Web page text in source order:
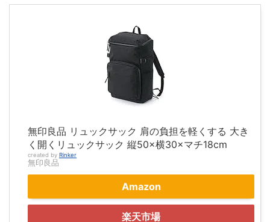
無印良品 リュックサック 肩の負担を軽くする 大き
く開くリュックサック 縦50×横30×マチ18cm
created by Rinker
無印良品
Amazon
楽天市場